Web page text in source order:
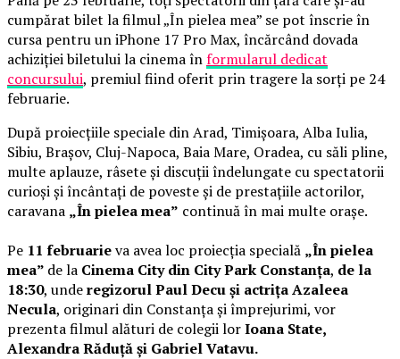
cumpărat bilet la filmul „În pielea mea” se pot înscrie în
cursa pentru un iPhone 17 Pro Max, încărcând dovada
achiziției biletului la cinema înformularul dedicat
concursului, premiul fiind oferit prin tragere la sorți pe 24
februarie.
După proiecțiile speciale din Arad, Timișoara, Alba Iulia,
Sibiu, Brașov, Cluj-Napoca, Baia Mare, Oradea, cu săli pline,
multe aplauze, râsete și discuții îndelungate cu spectatorii
curioși și încântați de poveste și de prestațiile actorilor,
caravana „În pielea mea” continuă în mai multe orașe.
Pe 11 februarieva avea loc proiecția specială „În pielea
mea” de la Cinema City din City Park Constanța, de la
18:30, underegizorul Paul Decu și actrița Azaleea
Necula, originari din Constanța și împrejurimi, vor
prezenta filmul alături de colegii lorIoana State,
Alexandra Răduță și Gabriel Vatavu.